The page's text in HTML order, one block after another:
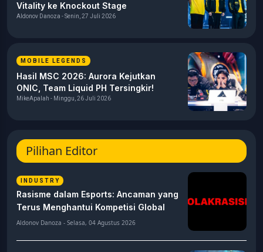
Vitality ke Knockout Stage
Aldonov Danoza - Senin, 27 Juli 2026
MOBILE LEGENDS
Hasil MSC 2026: Aurora Kejutkan
ONIC, Team Liquid PH Tersingkir!
MikeApalah - Minggu, 26 Juli 2026
Pilihan Editor
INDUSTRY
Rasisme dalam Esports: Ancaman yang
Terus Menghantui Kompetisi Global
Aldonov Danoza - Selasa, 04 Agustus 2026